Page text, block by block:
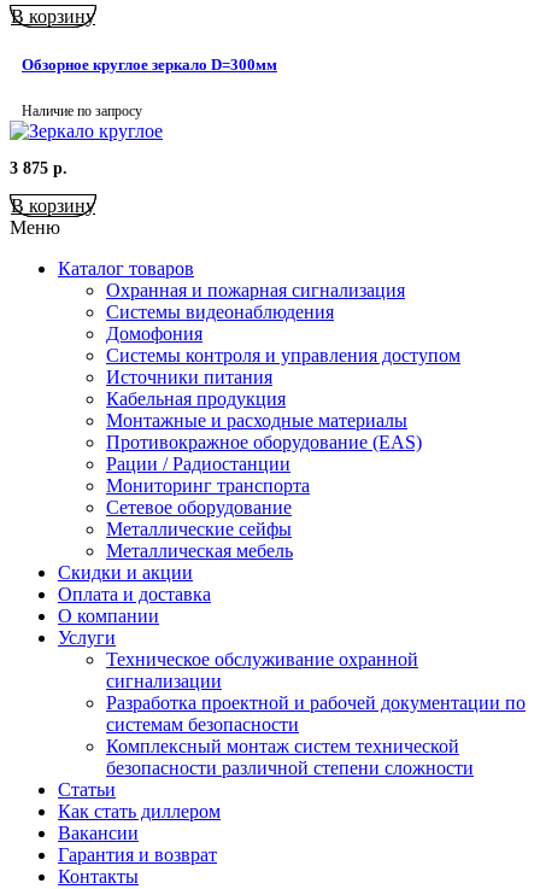
В корзину
Обзорное круглое зеркало D=300мм
Наличие по запросу
3 875 р.
В корзину
Меню
Каталог товаров
Охранная и пожарная сигнализация
Системы видеонаблюдения
Домофония
Системы контроля и управления доступом
Источники питания
Кабельная продукция
Монтажные и расходные материалы
Противокражное оборудование (EAS)
Рации / Радиостанции
Мониторинг транспорта
Сетевое оборудование
Металлические сейфы
Металлическая мебель
Скидки и акции
Оплата и доставка
О компании
Услуги
Техническое обслуживание охранной
сигнализации
Разработка проектной и рабочей документации по
системам безопасности
Комплексный монтаж систем технической
безопасности различной степени сложности
Статьи
Как стать диллером
Вакансии
Гарантия и возврат
Контакты